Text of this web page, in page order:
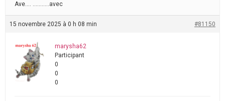
Ave…. ………..avec
15 novembre 2025 à 0 h 08 min #81150
marysha62
Participant
0
0
0